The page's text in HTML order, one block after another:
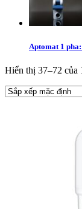
Aptomat 1
Hiển thị 37–72 của